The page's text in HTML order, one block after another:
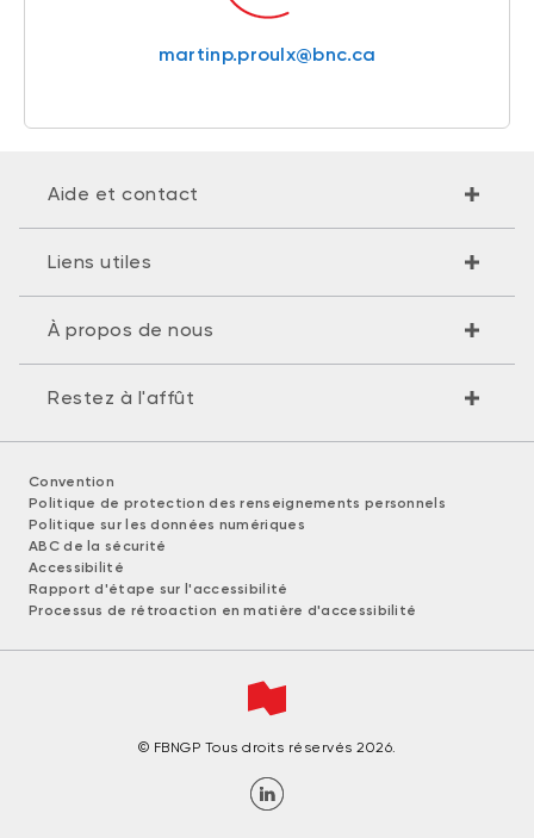
martinp.proulx@bnc.ca
Aide et contact
Liens utiles
À propos de nous
Restez à l'affût
Convention
Politique de protection des renseignements personnels
Politique sur les données numériques
ABC de la sécurité
Accessibilité
Rapport d'étape sur l'accessibilité
Processus de rétroaction en matière d'accessibilité
© FBNGP Tous droits réservés 2026.